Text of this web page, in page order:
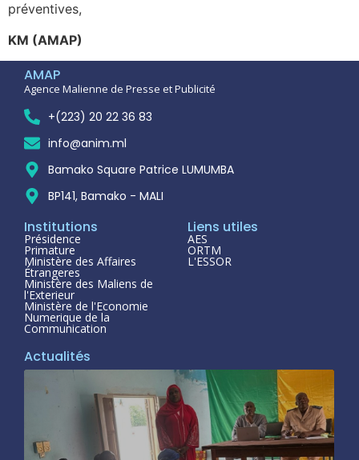
préventives,
KM (AMAP)
AMAP
Agence Malienne de Presse et Publicité
+(223) 20 22 36 83
info@anim.ml
Bamako Square Patrice LUMUMBA
BP141, Bamako - MALI
Institutions
Présidence
Primature
Ministère des Affaires
Étrangeres
Ministère des Maliens de
l'Exterieur
Ministère de l'Economie
Numerique de la
Communication
Liens utiles
AES
ORTM
L'ESSOR
Actualités